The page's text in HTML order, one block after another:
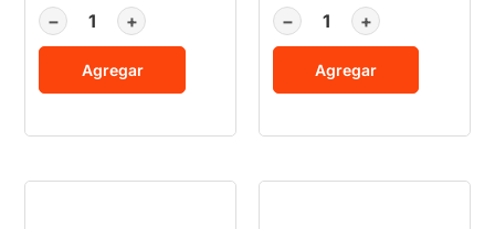
− +
Agregar
− +
Agregar